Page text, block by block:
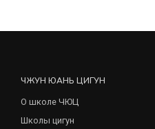
ЧЖУН ЮАНЬ ЦИГУН
О школе ЧЮЦ
Школы цигун